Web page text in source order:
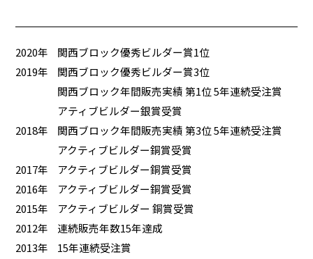
2020年
関西ブロック優秀ビルダー賞1位
2019年
関西ブロック優秀ビルダー賞3位
関西ブロック年間販売実績 第1位 5年連続受注賞
アティブビルダー銀賞受賞
2018年
関西ブロック年間販売実績 第3位 5年連続受注賞
アクティブビルダー銅賞受賞
2017年
アクティブビルダー銅賞受賞
2016年
アクティブビルダー銅賞受賞
2015年
アクティブビルダー 銅賞受賞
2012年
連続販売年数15年達成
2013年
15年連続受注賞